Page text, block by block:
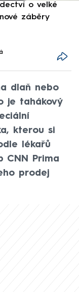
o velké
záběry
dlaň nebo
je tahákový
kterou si
lékařů
CNN Prima
prodej